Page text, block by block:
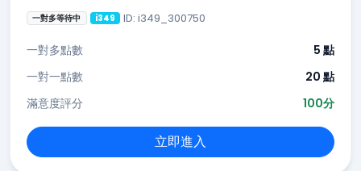
一對多等待中 i349 ID: i349_300750
一對多點數
5 點
一對一點數
20 點
滿意度評分
100分
立即進入